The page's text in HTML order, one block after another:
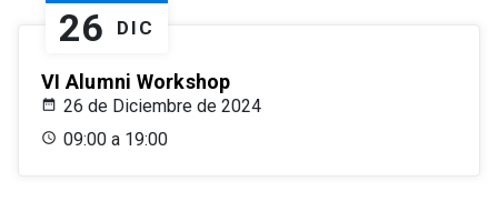
26 DIC
VI Alumni Workshop
26 de Diciembre de 2024
09:00 a 19:00